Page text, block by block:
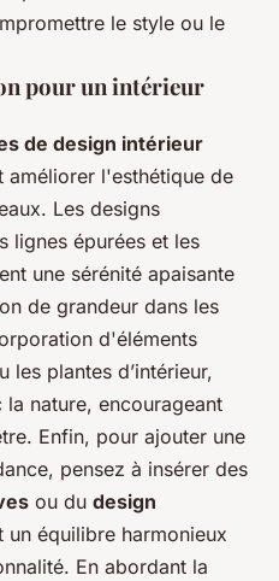
le style ou le
pour un intérieur
de design intérieur
améliorer l'esthétique de
Les designs
lignes épurées et les
une sérénité apaisante
de grandeur dans les
d'éléments
les plantes d’intérieur,
nature, encourageant
Enfin, pour ajouter une
pensez à insérer des
ou du design
un équilibre harmonieux
En abordant la